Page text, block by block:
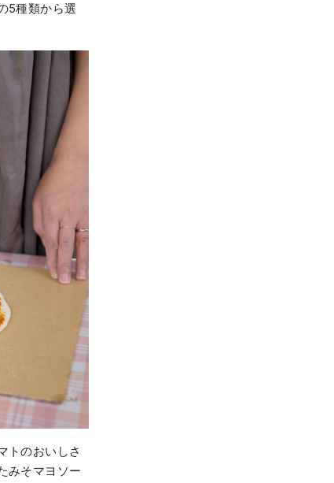
5種類から選
トのおいしさ
みそマヨソー